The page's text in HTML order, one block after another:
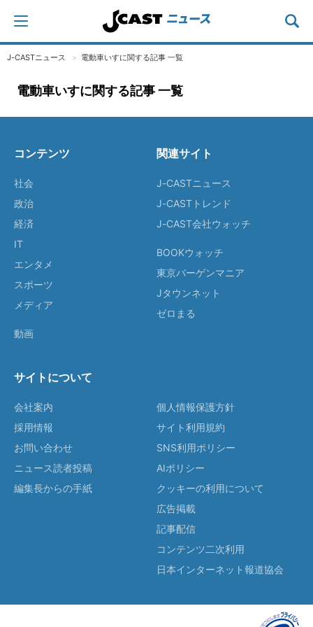
J-CASTニュース 電動車いすに関する記事 一覧
電動車いすに関する記事 一覧
コンテンツ
社会
政治
経済
IT
エンタメ
スポーツ
メディア
動画
関連サイト
J-CASTニュース
J-CASTトレンド
J-CAST会社ウォッチ
BOOKウォッチ
東京バーゲンマニア
Jタウンネット
ゼロまる
サイトについて
会社案内
採用情報
お問い合わせ
ニュース読者投稿
編集長からの手紙
個人情報保護方針
サイト利用規約
SNS利用ポリシー
AIポリシー
クッキーの利用について
広告掲載
記事配信
コンテンツ二次利用
日本インターネット報道協会